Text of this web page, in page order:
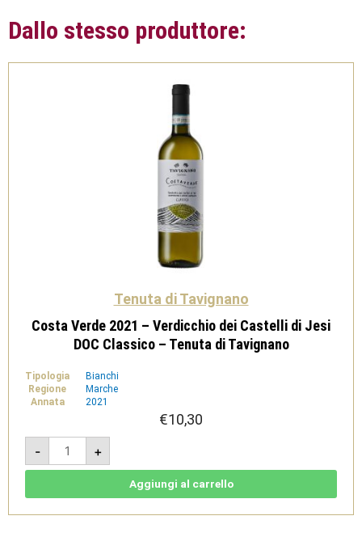
Dallo stesso produttore:
Tenuta di Tavignano
Costa Verde 2021 – Verdicchio dei Castelli di Jesi
DOC Classico – Tenuta di Tavignano
Tipologia
Bianchi
Regione
Marche
Annata
2021
€10,30
-
Costa
Verde
2021
-
di
+
Aggiungi al carrello